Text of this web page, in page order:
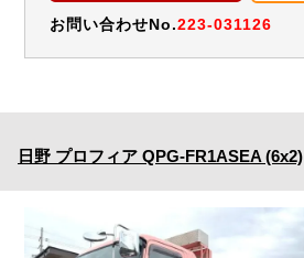
お問い合わせNo.223-031126
日野 プロフィア QPG-FR1ASEA (6x2)